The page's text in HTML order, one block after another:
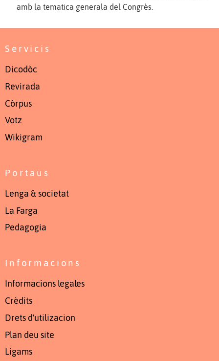
amb la tematica generala del Congrès.
Servicis
Dicodòc
Revirada
Còrpus
Votz
Wikigram
Portaus
Lenga & societat
La Farga
Pedagogia
Informacions
Informacions legales
Crèdits
Drets d'utilizacion
Plan deu site
Ligams